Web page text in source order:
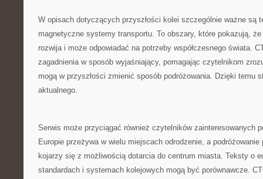
W opisach dotyczących przyszłości kolei szczególnie ważne są
magnetyczne systemy transportu. To obszary, które pokazują,
rozwija i może odpowiadać na potrzeby współczesnego świata.
zagadnienia w sposób wyjaśniający, pomagając czytelnikom
mogą w przyszłości zmienić sposób podróżowania. Dzięki temu
aktualnego.
Serwis może przyciągać również czytelników zainteresowanych
Europie przeżywa w wielu miejscach odrodzenie, a
kojarzy się z możliwością dotarcia do centrum miasta. Teksty o
standardach i systemach kolejowych mogą być porównawcze.